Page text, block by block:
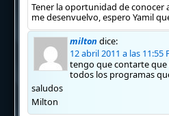
Tener la oportunidad de conocer
me desenvuelvo, espero Yamil
milton dice:
12 abril 2011 a las 11:55
tengo que contarte que
todos los programas
saludos
Milton